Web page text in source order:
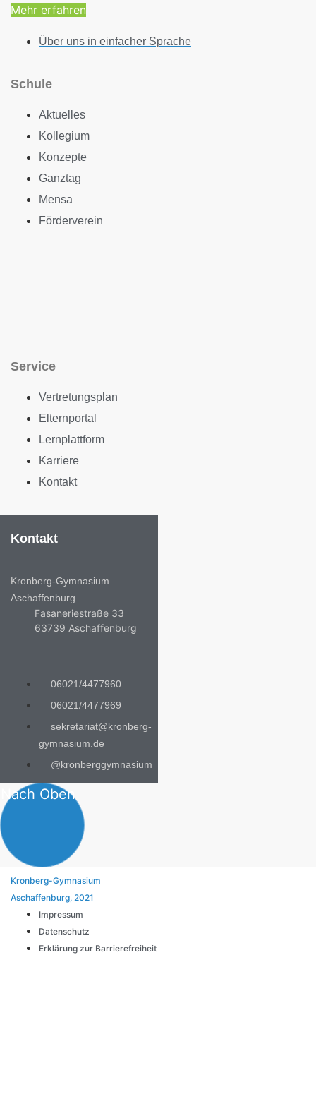
Mehr erfahren
Über uns in einfacher Sprache
Schule
Aktuelles
Kollegium
Konzepte
Ganztag
Mensa
Förderverein
Service
Vertretungsplan
Elternportal
Lernplattform
Karriere
Kontakt
Kontakt
Kronberg-Gymnasium
Aschaffenburg
Fasaneriestraße 33
63739 Aschaffenburg
06021/4477960
06021/4477969
sekretariat@kronberg-
gymnasium.de
@kronberggymnasium
Nach Oben
Kronberg-Gymnasium
Aschaffenburg, 2021
Impressum
Datenschutz
Erklärung zur Barrierefreiheit